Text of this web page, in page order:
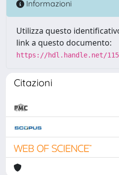
Informazioni
Utilizza questo
link a questo documento:
https://hdl.handle.net/
Citazioni